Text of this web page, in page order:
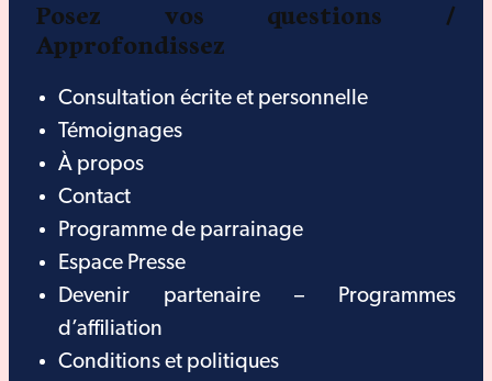
Posez vos questions /
Approfondissez
Consultation écrite et personnelle
Témoignages
À propos
Contact
Programme de parrainage
Espace Presse
Devenir partenaire – Programmes
d’affiliation
Conditions et politiques